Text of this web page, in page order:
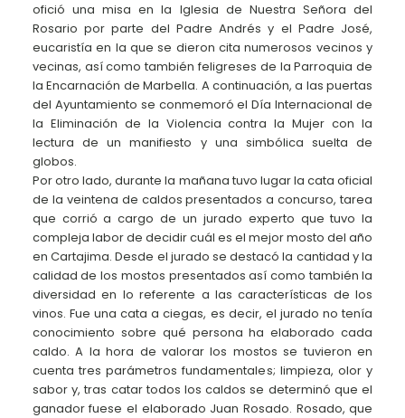
ofició una misa en la Iglesia de Nuestra Señora del
Rosario por parte del Padre Andrés y el Padre José,
eucaristía en la que se dieron cita numerosos vecinos y
vecinas, así como también feligreses de la Parroquia de
la Encarnación de Marbella. A continuación, a las puertas
del Ayuntamiento se conmemoró el Día Internacional de
la Eliminación de la Violencia contra la Mujer con la
lectura de un manifiesto y una simbólica suelta de
globos.
Por otro lado, durante la mañana tuvo lugar la cata oficial
de la veintena de caldos presentados a concurso, tarea
que corrió a cargo de un jurado experto que tuvo la
compleja labor de decidir cuál es el mejor mosto del año
en Cartajima. Desde el jurado se destacó la cantidad y la
calidad de los mostos presentados así como también la
diversidad en lo referente a las características de los
vinos. Fue una cata a ciegas, es decir, el jurado no tenía
conocimiento sobre qué persona ha elaborado cada
caldo. A la hora de valorar los mostos se tuvieron en
cuenta tres parámetros fundamentales; limpieza, olor y
sabor y, tras catar todos los caldos se determinó que el
ganador fuese el elaborado Juan Rosado. Rosado, que